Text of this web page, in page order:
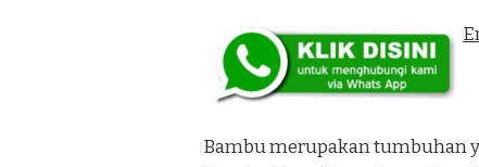
Bambu merupakan tumbuhan